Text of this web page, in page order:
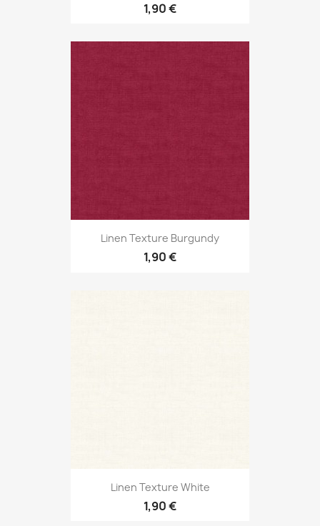
1,90 €
Linen Texture Burgundy
1,90 €
Linen Texture White
1,90 €